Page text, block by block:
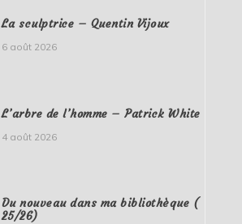
La sculptrice – Quentin Vijoux
6 août 2026
L’arbre de l’homme – Patrick White
4 août 2026
Du nouveau dans ma bibliothèque (
25/26)